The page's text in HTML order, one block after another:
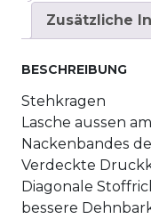
Zusätzliche
BESCHREIBUNG
Stehkragen
Lasche aussen
Nackenbandes
Verdeckte
Diagonale
bessere